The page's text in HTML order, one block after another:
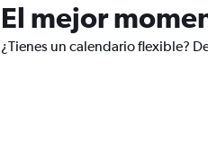
El mejor
¿Tienes un calendario flexible?